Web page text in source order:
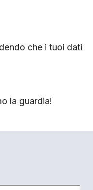
che i tuoi dati
la guardia!